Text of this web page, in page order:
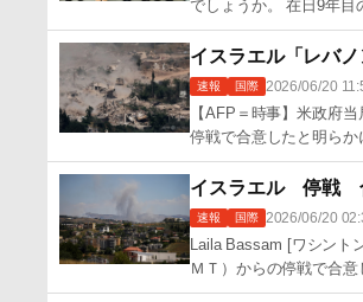
でしょうか。 在日9年目
イスラエル「レバ
速報 国際 2026/06/20
【AFP＝時事】米政府
停戦で合意したと明ら
イスラエル 停戦
速報 国際 2026/06/20
Laila Bassam [ワシント
ＭＴ）からの停戦で合‌